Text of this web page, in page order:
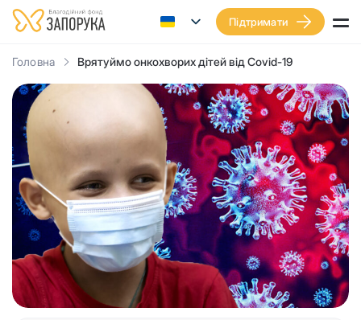
Підтримати
Головна Врятуймо онкохворих дітей від Covid-19